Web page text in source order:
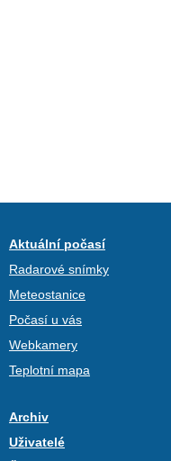
Aktuální počasí
Radarové snímky
Meteostanice
Počasí u vás
Webkamery
Teplotní mapa
Archiv
Uživatelé